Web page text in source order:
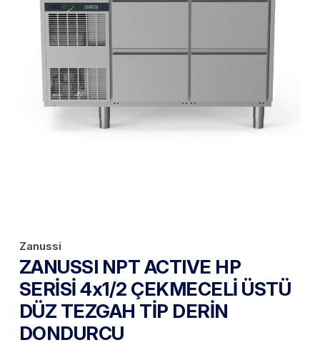
Zanussi
ZANUSSI NPT ACTIVE HP
SERİSİ 4x1/2 ÇEKMECELİ ÜSTÜ
DÜZ TEZGAH TİP DERİN
DONDURCU